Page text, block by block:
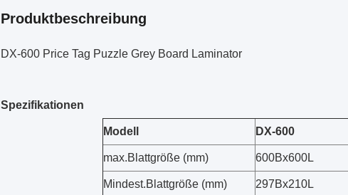
Produktbeschreibung
DX-600 Price Tag Puzzle Grey Board Laminator
Spezifikationen
Modell DX-600
max.Blattgröße (mm) 600Bx600L
Mindest.Blattgröße (mm) 297Bx210L